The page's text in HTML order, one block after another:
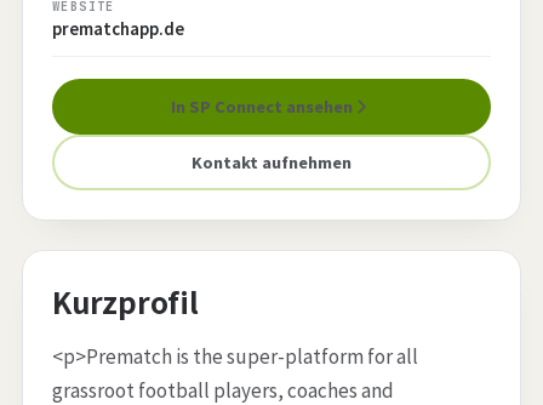
WEBSITE
prematchapp.de
In SP Connect ansehen
Kontakt aufnehmen
Kurzprofil
<p>Prematch is the super-platform for all
grassroot football players, coaches and